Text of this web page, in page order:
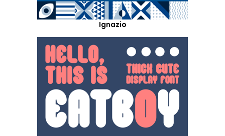
Ignazio